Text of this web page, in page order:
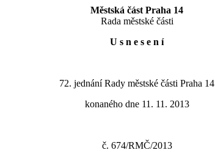
Městská část Praha 14
Rada městské části
U s n e s e n í
72. jednání Rady městské části Praha 14
konaného dne 11. 11. 2013
č. 674/RMČ/2013